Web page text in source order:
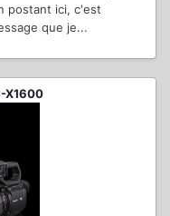
postant ici, c'est
que je...
X1600